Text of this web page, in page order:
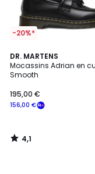
-20%*
DR. MARTENS
Mocassins Adrian en
Smooth
156,00 €
195,00 €
4,1
/ 5
4,1
/